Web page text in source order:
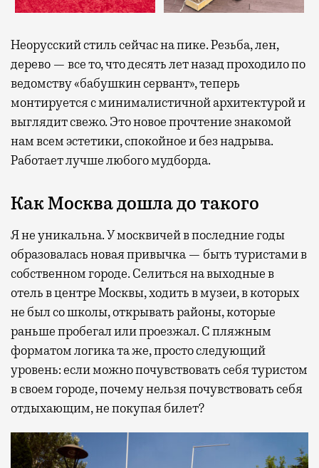
Неорусский стиль сейчас на пике. Резьба, лен,
дерево — все то, что десять лет назад проходило по
ведомству «бабушкин сервант», теперь
монтируется с минималистичной архитектурой и
выглядит свежо. Это новое прочтение знакомой
нам всем эстетики, спокойное и без надрыва.
Работает лучше любого мудборда.
Как Москва дошла до такого
Я не уникальна. У москвичей в последние годы
образовалась новая привычка — быть туристами в
собственном городе. Селиться на выходные в
отель в центре Москвы, ходить в музеи, в которых
не был со школы, открывать районы, которые
раньше пробегал или проезжал. С пляжным
форматом логика та же, просто следующий
уровень: если можно почувствовать себя туристом
в своем городе, почему нельзя почувствовать себя
отдыхающим, не покупая билет?